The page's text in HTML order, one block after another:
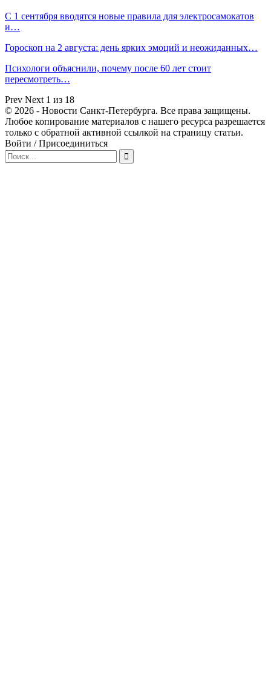
С 1 сентября вводятся новые правила для электросамокатов
и…
Гороскоп на 2 августа: день ярких эмоций и неожиданных…
Психологи объяснили, почему после 60 лет стоит
пересмотреть…
Prev Next 1 из 18
© 2026 - Новости Санкт-Петербурга. Все права защищены.
Любое копирование материалов с нашего ресурса разрешается
только с обратной активной ссылкой на страницу статьи.
Войти / Присоединиться